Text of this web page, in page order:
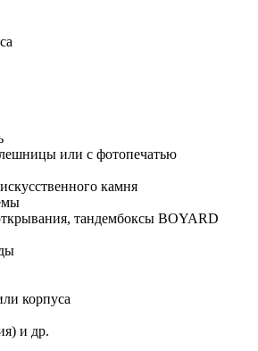
или с фотопечатью
камня
тандембоксы BOYARD
корпуса
и др.